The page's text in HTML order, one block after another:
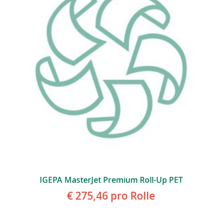
IGEPA MasterJet Premium Roll-Up PET
€ 275,46 pro Rolle